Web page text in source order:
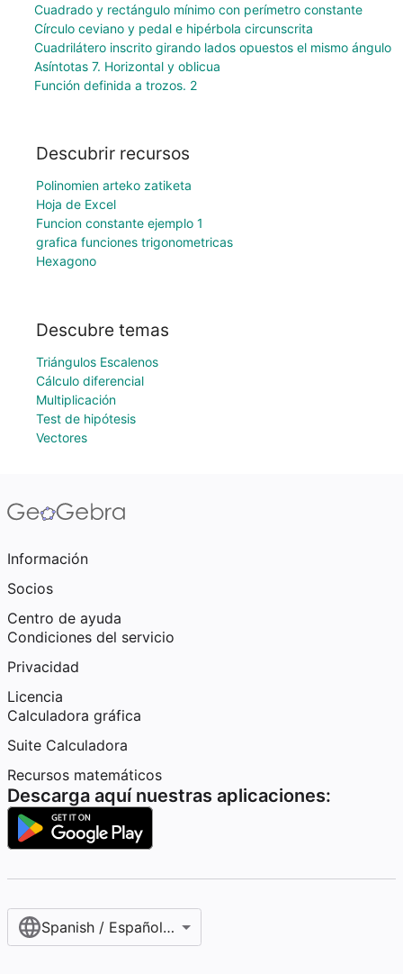
Cuadrado y rectángulo mínimo con perímetro constante
Círculo ceviano y pedal e hipérbola circunscrita
Cuadrilátero inscrito girando lados opuestos el mismo ángulo
Asíntotas 7. Horizontal y oblicua
Función definida a trozos. 2
Descubrir recursos
Polinomien arteko zatiketa
Hoja de Excel
Funcion constante ejemplo 1
grafica funciones trigonometricas
Hexagono
Descubre temas
Triángulos Escalenos
Cálculo diferencial
Multiplicación
Test de hipótesis
Vectores
Información
Socios
Centro de ayuda
Condiciones del servicio
Privacidad
Licencia
Calculadora gráfica
Suite Calculadora
Recursos matemáticos
Descarga aquí nuestras aplicaciones:
Spanish / Español (internacional)